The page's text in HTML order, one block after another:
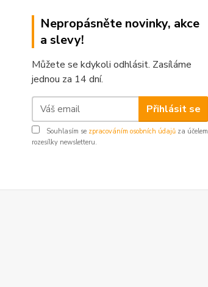
Nepropásněte novinky, akce
a slevy!
Můžete se kdykoli odhlásit. Zasíláme
jednou za 14 dní.
Přihlásit se
Souhlasím se zpracováním osobních údajů za účelem
rozesílky newsletteru.